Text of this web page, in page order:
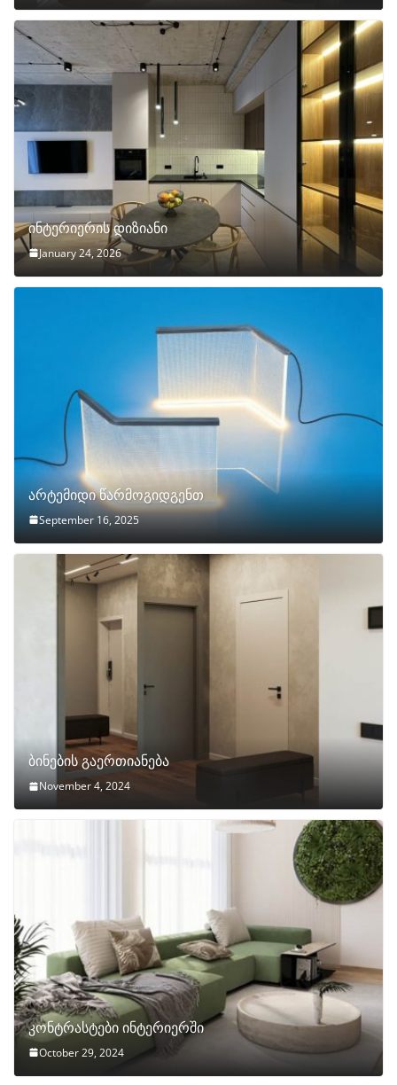
ინტერიერის დიზიანი
January 24, 2026
არტემიდი წარმოგიდგენთ
September 16, 2025
ბინების გაერთიანება
November 4, 2024
კონტრასტები ინტერიერში
October 29, 2024